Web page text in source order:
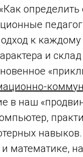
к каждому
и
в наш
математике,